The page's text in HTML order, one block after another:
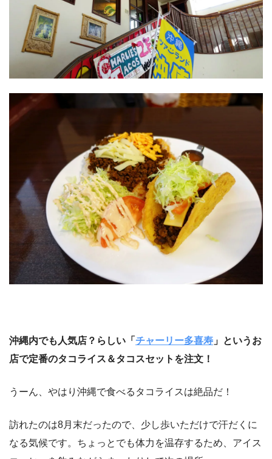
沖縄内でも人気店？らしい「 チャーリー多喜寿 」というお
店で定番のタコライス＆タコスセットを注文！
うーん、やはり沖縄で食べるタコライスは絶品だ！
訪れたのは8月末だったので、少し歩いただけで汗だくに
なる気候です。ちょっとでも体力を温存するため、アイス